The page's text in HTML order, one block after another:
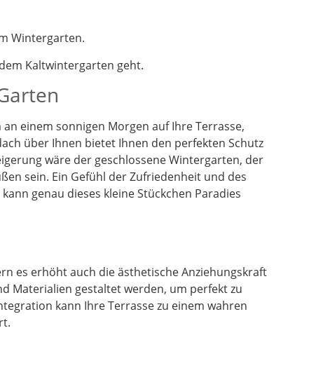
Wintergarten.
Kaltwintergarten geht.
einem sonnigen Morgen auf Ihre Terrasse,
über Ihnen bietet Ihnen den perfekten Schutz
wäre der geschlossene Wintergarten, der
sein. Ein Gefühl der Zufriedenheit und des
genau dieses kleine Stückchen Paradies
es erhöht auch die ästhetische Anziehungskraft
Materialien gestaltet werden, um perfekt zu
kann Ihre Terrasse zu einem wahren